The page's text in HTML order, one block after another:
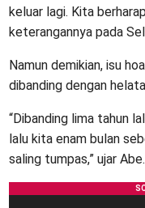
keluar lagi. Kita
keterangannya pada
Namun demikian, isu
dibanding dengan
“Dibanding lima tahun
lalu kita enam bulan
saling tumpas,” ujar Abe.